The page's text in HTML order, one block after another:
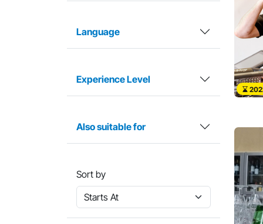
Language
Experience Level
Also suitable for
Sort by